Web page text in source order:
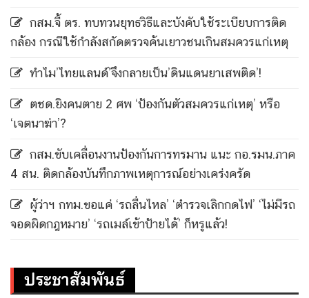
กสม.จี้ ตร. ทบทวนยุทธวิธีและบังคับใช้ระเบียบการติด
กล้อง กรณีใช้กำลังสกัดตรวจค้นเยาวชนเกินสมควรแก่เหตุ
ทำไม’ไทยแลนด์’จึงกลายเป็น’ดินแดนยาเสพติด’!
ตชด.ยิงคนตาย 2 ศพ ‘ป้องกันตัวสมควรแก่เหตุ’ หรือ
‘เจตนาฆ่า’?
กสม.ขับเคลื่อนงานป้องกันการทรมาน แนะ กอ.รมน.ภาค
4 สน. ติดกล้องบันทึกภาพเหตุการณ์อย่างเคร่งครัด
ผู้ว่าฯ กทม.ขอแค่ ‘รถลื่นไหล’ ‘ตำรวจเลิกกดไฟ’ ‘ไม่มีรถ
จอดผิดกฎหมาย’ ‘รถเมล์เข้าป้ายได้’ ก็หรูแล้ว!
ประชาสัมพันธ์